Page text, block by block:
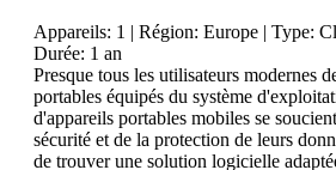
Appareils: 1 | Région: Europe | Type:
Durée: 1 an
Presque tous les utilisateurs modernes
portables équipés du système
d'appareils portables mobiles se
sécurité et de la protection de leurs
de trouver une solution logicielle